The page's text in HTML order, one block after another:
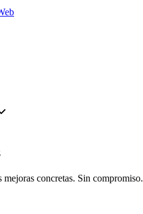
concretas. Sin compromiso.